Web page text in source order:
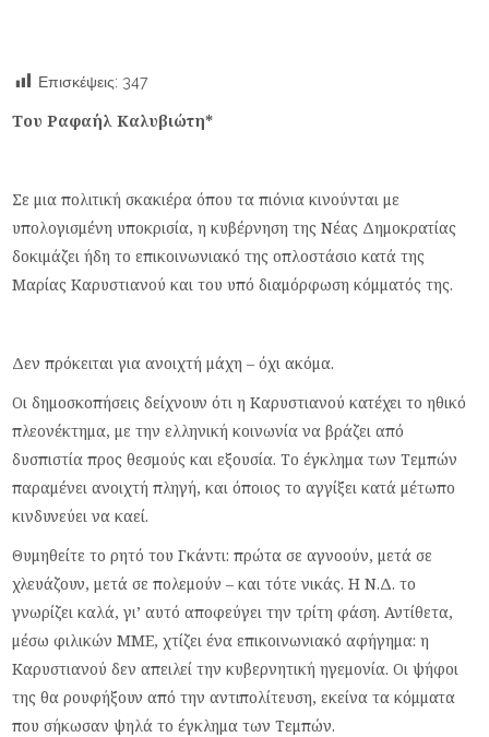
Επισκέψεις: 347
Του Ραφαήλ Καλυβιώτη*
Σε μια πολιτική σκακιέρα όπου τα πιόνια κινούνται με
υπολογισμένη υποκρισία, η κυβέρνηση της Νέας Δημοκρατίας
δοκιμάζει ήδη το επικοινωνιακό της οπλοστάσιο κατά της
Μαρίας Καρυστιανού και του υπό διαμόρφωση κόμματός της.
Δεν πρόκειται για ανοιχτή μάχη – όχι ακόμα.
Οι δημοσκοπήσεις δείχνουν ότι η Καρυστιανού κατέχει το ηθικό
πλεονέκτημα, με την ελληνική κοινωνία να βράζει από
δυσπιστία προς θεσμούς και εξουσία. Το έγκλημα των Τεμπών
παραμένει ανοιχτή πληγή, και όποιος το αγγίξει κατά μέτωπο
κινδυνεύει να καεί.
Θυμηθείτε το ρητό του Γκάντι: πρώτα σε αγνοούν, μετά σε
χλευάζουν, μετά σε πολεμούν – και τότε νικάς. Η Ν.Δ. το
γνωρίζει καλά, γι’ αυτό αποφεύγει την τρίτη φάση. Αντίθετα,
μέσω φιλικών ΜΜΕ, χτίζει ένα επικοινωνιακό αφήγημα: η
Καρυστιανού δεν απειλεί την κυβερνητική ηγεμονία. Οι ψήφοι
της θα ρουφήξουν από την αντιπολίτευση, εκείνα τα κόμματα
που σήκωσαν ψηλά το έγκλημα των Τεμπών.